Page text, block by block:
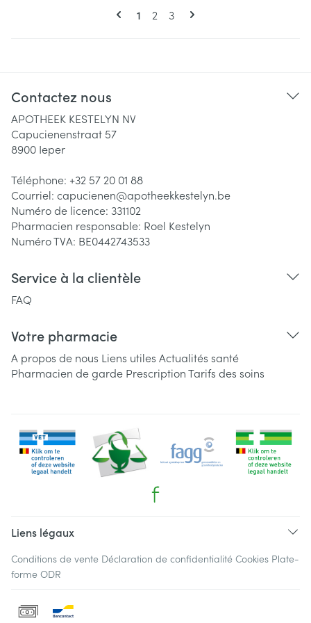
Pages
Vous lisez actuellement la page
1 Page
2 Page
3
Contactez nous
APOTHEEK KESTELYN NV
Capucienenstraat 57
8900 Ieper
Téléphone: +32 57 20 01 88
Courriel: capucienen@apotheekkestelyn.be
Numéro de licence: 331102
Pharmacien responsable: Roel Kestelyn
Numéro TVA: BE0442743533
Service à la clientèle
FAQ
Votre pharmacie
A propos de nous Liens utiles Actualités santé
Pharmacien de garde PrescriptionTarifs des soins
Liens légaux
Conditions de vente Déclaration de confidentialité Cookies Plate-
forme ODR